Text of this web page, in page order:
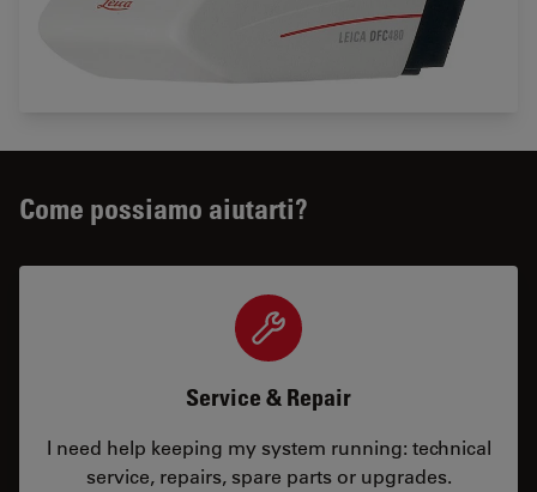
Come possiamo aiutarti?
Service & Repair
I need help keeping my system running: technical
service, repairs, spare parts or upgrades.